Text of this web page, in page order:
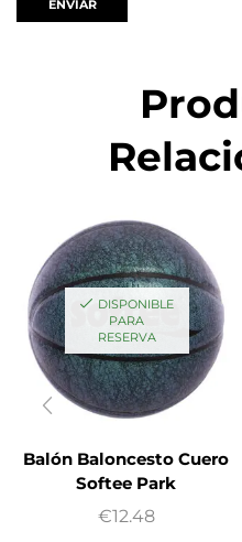
DISPONIBLE
PARA
RESERVA
Balón Baloncesto Cuero
Softee Park
€12.48